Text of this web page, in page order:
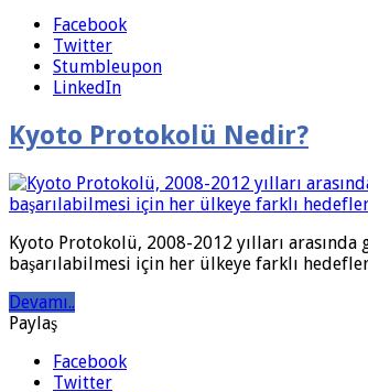
Facebook
Twitter
Stumbleupon
LinkedIn
Kyoto Protokolü Nedir?
Kyoto Protokolü, 2008-2012 yılları
başarılabilmesi için her ülkeye farklı
Devamı..
Paylaş
Facebook
Twitter